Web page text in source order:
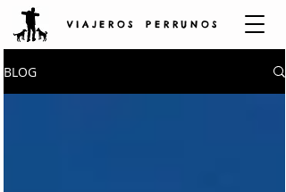
V I A J E R O S P E R R U N O S
BLOG